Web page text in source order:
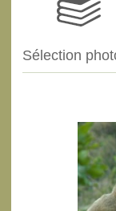
Sélection